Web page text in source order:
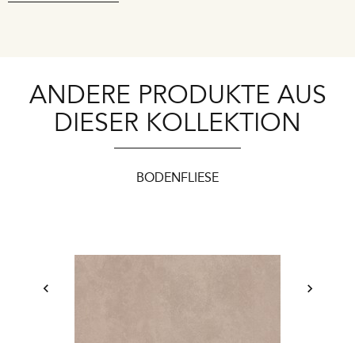
ANDERE PRODUKTE AUS
DIESER KOLLEKTION
BODENFLIESE